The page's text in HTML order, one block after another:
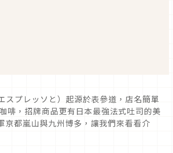
スプレッソと）起源於表參道，店名簡單
啡，招牌商品更有日本最強法式吐司的美
京都嵐山與九州博多，讓我們來看看介